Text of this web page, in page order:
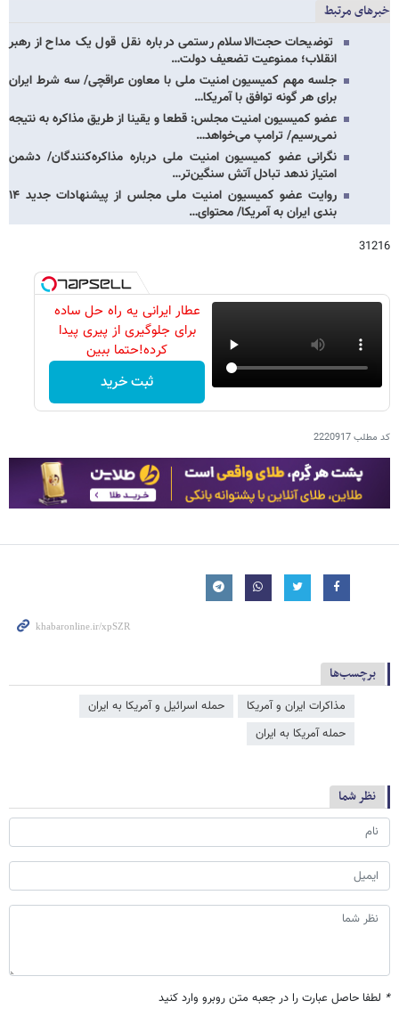
خبرهای مرتبط
توضیحات حجت‌الاسلام رستمی درباره نقل قول یک مداح از رهبر
انقلاب؛ ممنوعیت تضعیف دولت…
جلسه مهم کمیسیون امنیت ملی با معاون عراقچی/ سه شرط ایران
برای هر گونه توافق با آمریکا…
عضو کمیسیون امنیت مجلس: قطعا و یقینا از طریق مذاکره به نتیجه
نمی‌رسیم/ ترامپ می‌خواهد…
نگرانی عضو کمیسیون امنیت ملی درباره مذاکره‌کنندگان/ دشمن
امتیاز ندهد تبادل آتش سنگین‌تر…
روایت عضو کمیسیون امنیت ملی مجلس از پیشنهادات جدید ۱۴
بندی ایران به آمریکا/ محتوای…
31216
عطار ایرانی یه راه حل ساده
برای جلوگیری از پیری پیدا
کرده!حتما ببین
ثبت خرید
کد مطلب2220917
برچسب‌ها
مذاکرات ایران و آمریکا
حمله اسرائیل و آمریکا به ایران
حمله آمریکا به ایران
نظر شما
* لطفا حاصل عبارت را در جعبه متن روبرو وارد کنید